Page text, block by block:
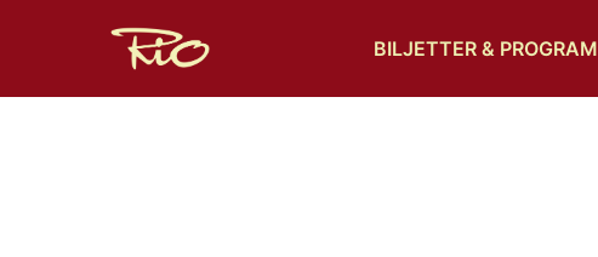
BILJETTER & PROGRAM